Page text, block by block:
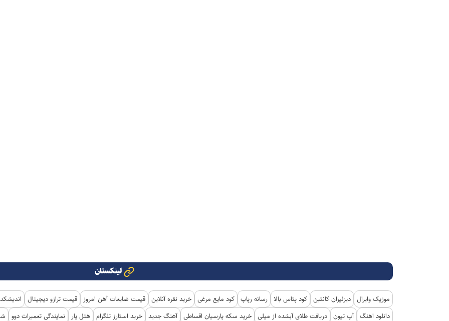
لینکستان
موزیک وایرال دیزلیران کانتین کود پتاس بالا رسانه رپاپ کود مایع مرغی خرید نقره آنلاین قیمت ضایعات آهن امروز قیمت ترازو دیجیتال
دانلود اهنگ آپ تیون دریافت طلای آبشده از میلی خرید سکه پارسیان اقساطی آهنگ جدید خرید استارز تلگرام هتل یار نمایندگی تعمیرات دوو